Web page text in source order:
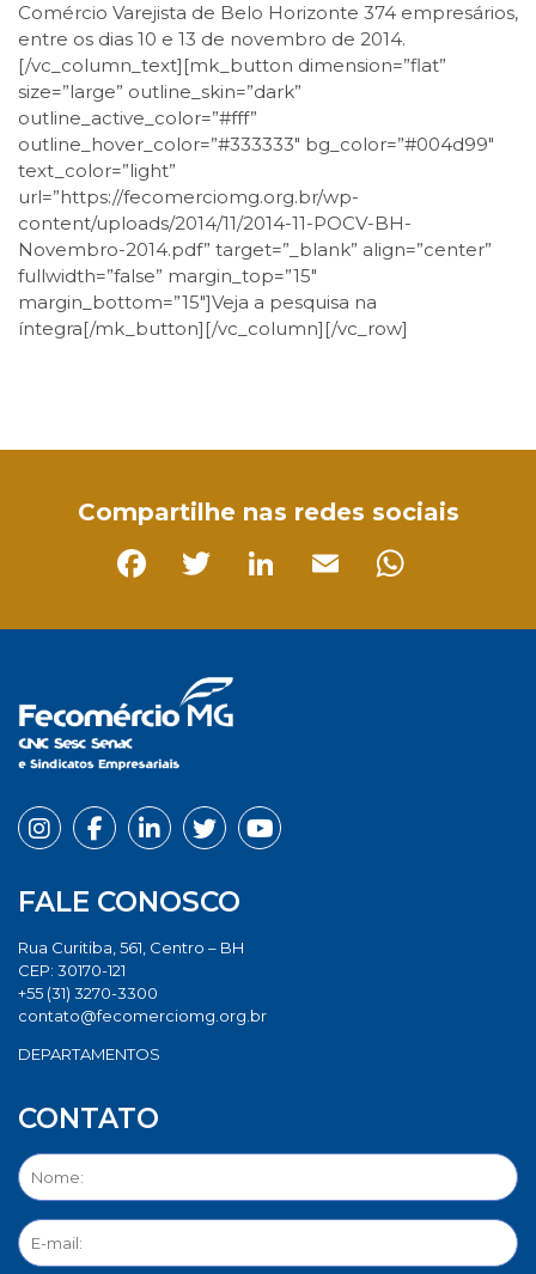
Comércio Varejista de Belo Horizonte 374 empresários,
entre os dias 10 e 13 de novembro de 2014.
[/vc_column_text][mk_button dimension=”flat”
size=”large” outline_skin=”dark”
outline_active_color=”#fff”
outline_hover_color=”#333333″ bg_color=”#004d99″
text_color=”light”
url=”https://fecomerciomg.org.br/wp-
content/uploads/2014/11/2014-11-POCV-BH-
Novembro-2014.pdf” target=”_blank” align=”center”
fullwidth=”false” margin_top=”15″
margin_bottom=”15″]Veja a pesquisa na
íntegra[/mk_button][/vc_column][/vc_row]
Compartilhe nas redes sociais
FALE CONOSCO
Rua Curitiba, 561, Centro – BH
CEP: 30170-121
+55 (31) 3270-3300
contato@fecomerciomg.org.br
DEPARTAMENTOS
CONTATO